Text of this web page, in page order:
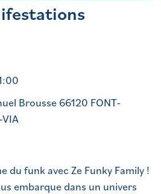
Brousse 66120 FONT-
du funk avec Ze Funky Family !
embarque dans un univers